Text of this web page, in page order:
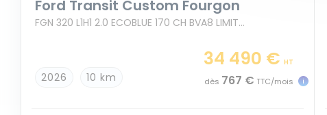
Ford Transit Custom Fourgon
FGN 320 L1H1 2.0 ECOBLUE 170 CH BVA8 LIMITED
2026 10 km
34 490 € HT
dès 767 € TTC/mois